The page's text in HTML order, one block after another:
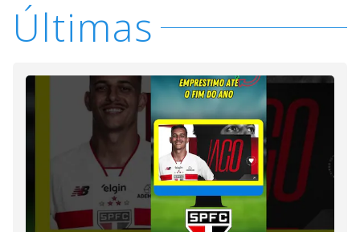
Últimas